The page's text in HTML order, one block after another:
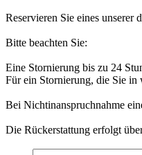
Reservieren Sie eines unserer
Bitte beachten Sie:
Eine Stornierung bis zu 24
Für ein Stornierung, die Sie in
Bei Nichtinanspruchnahme
Die Rückerstattung erfolgt